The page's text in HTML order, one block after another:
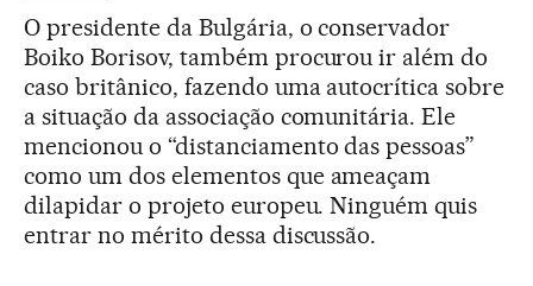
O presidente da Bulgária, o conservador
Boiko Borisov, também procurou ir além do
caso britânico, fazendo uma autocrítica sobre
a situação da associação comunitária. Ele
mencionou o “distanciamento das pessoas”
como um dos elementos que ameaçam
dilapidar o projeto europeu. Ninguém quis
entrar no mérito dessa discussão.